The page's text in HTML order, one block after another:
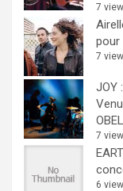
7
pour
7
JOY
7
6